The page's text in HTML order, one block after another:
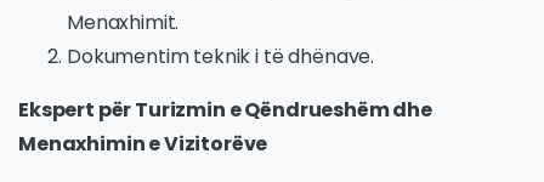
Menaxhimit.
Dokumentim teknik i të dhënave.
Ekspert për Turizmin e Qëndrueshëm dhe
Menaxhimin e Vizitorëve